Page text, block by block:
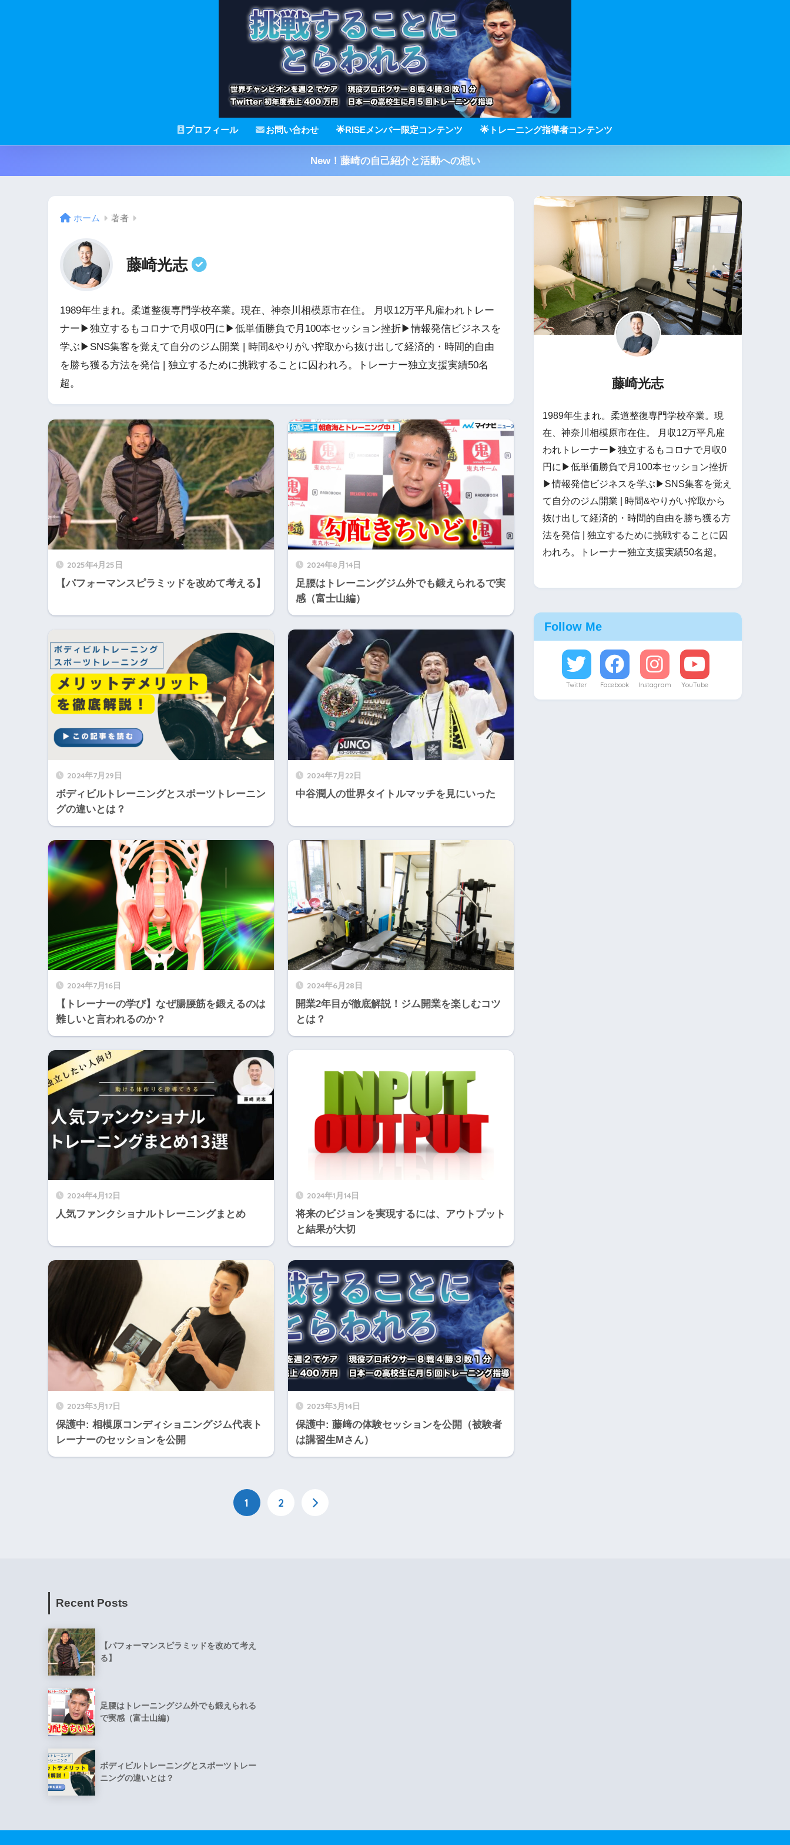
プロフィール お問い合わせ 🌟RISEメンバー限定コンテンツ 🌟トレーニング指導者コンテンツ
New！藤崎の自己紹介と活動への想い
ホーム 著者
藤崎光志
1989年生まれ。柔道整復専門学校卒業。現在、神奈川相模原市在住。 月収12万平凡雇われトレー
ナー▶独立するもコロナで月収0円に▶低単価勝負で月100本セッション挫折▶情報発信ビジネスを
学ぶ▶SNS集客を覚えて自分のジム開業 | 時間&やりがい搾取から抜け出して経済的・時間的自由
を勝ち獲る方法を発信 | 独立するために挑戦することに囚われろ。トレーナー独立支援実績50名
超。
2025年4月25日
【パフォーマンスピラミッドを改めて考える】
2024年8月14日
足腰はトレーニングジム外でも鍛えられるで実
感（富士山編）
2024年7月29日
ボディビルトレーニングとスポーツトレーニン
グの違いとは？
2024年7月22日
中谷潤人の世界タイトルマッチを見にいった
2024年7月16日
【トレーナーの学び】なぜ腸腰筋を鍛えるのは
難しいと言われるのか？
2024年6月28日
開業2年目が徹底解説！ジム開業を楽しむコツ
とは？
2024年4月12日
人気ファンクショナルトレーニングまとめ
2024年1月14日
将来のビジョンを実現するには、アウトプット
と結果が大切
2023年3月17日
保護中: 相模原コンディショニングジム代表ト
レーナーのセッションを公開
2023年3月14日
保護中: 藤﨑の体験セッションを公開（被験者
は講習生Mさん）
1 2
藤崎光志
1989年生まれ。柔道整復専門学校卒業。現
在、神奈川相模原市在住。 月収12万平凡雇
われトレーナー▶独立するもコロナで月収0
円に▶低単価勝負で月100本セッション挫折
▶情報発信ビジネスを学ぶ▶SNS集客を覚え
て自分のジム開業 | 時間&やりがい搾取から
抜け出して経済的・時間的自由を勝ち獲る方
法を発信 | 独立するために挑戦することに囚
われろ。トレーナー独立支援実績50名超。
Follow Me
Twitter Facebook Instagram YouTube
Recent Posts
【パフォーマンスピラミッドを改めて考え
る】
足腰はトレーニングジム外でも鍛えられる
で実感（富士山編）
ボディビルトレーニングとスポーツトレー
ニングの違いとは？